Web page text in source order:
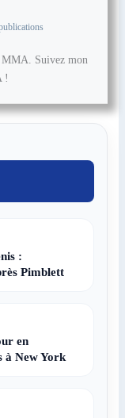
MMA. Suivez mon
!
:
Pimblett
en
à New York